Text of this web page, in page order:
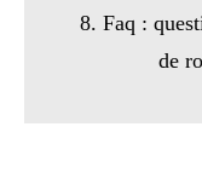
8. Faq :
de